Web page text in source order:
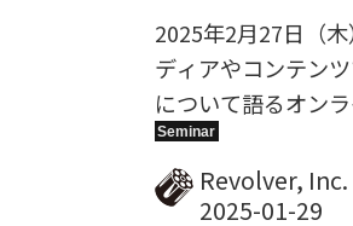
2025年2月27日（
ディアやコンテン
について語るオン
第15回目を開催しま
ト講師は、ファッシ
信社・代表取締役の
Revolver, Inc.